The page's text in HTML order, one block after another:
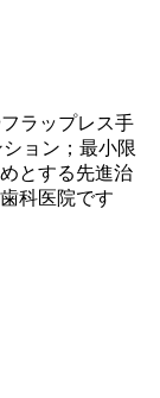
ラップレス手
ョン；最小限
とする先進治
科医院です